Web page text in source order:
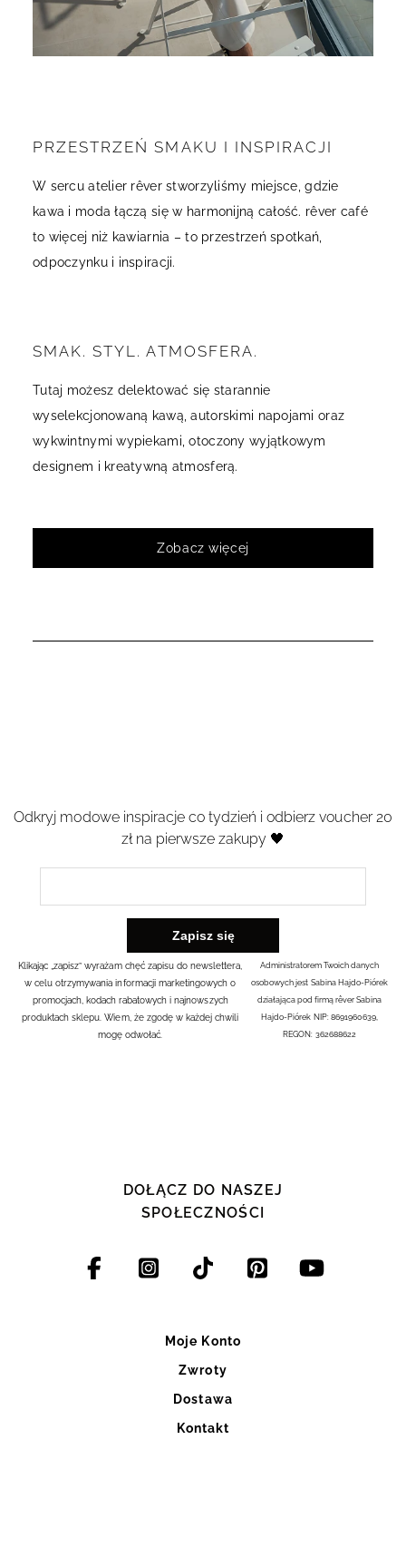
PRZESTRZEŃ SMAKU I INSPIRACJI
W sercu atelier rêver stworzyliśmy miejsce, gdzie
kawa i moda łączą się w harmonijną całość. rêver café
to więcej niż kawiarnia – to przestrzeń spotkań,
odpoczynku i inspiracji.
SMAK. STYL. ATMOSFERA.
Tutaj możesz delektować się starannie
wyselekcjonowaną kawą, autorskimi napojami oraz
wykwintnymi wypiekami, otoczony wyjątkowym
designem i kreatywną atmosferą.
Zobacz więcej
Odkryj modowe inspiracje co tydzień i odbierz voucher 20
zł na pierwsze zakupy 🖤
Klikając „zapisz” wyrażam chęć zapisu do newslettera,
w celu otrzymywania informacji marketingowych o
promocjach, kodach rabatowych i najnowszych
produktach sklepu. Wiem, że zgodę w każdej chwili
mogę odwołać.
Administratorem Twoich danych
osobowych jest Sabina Hajdo-Piórek
działająca pod firmą rêver Sabina
Hajdo-Piórek NIP: 8691960639,
REGON: 362688622
DOŁĄCZ DO NASZEJ
SPOŁECZNOŚCI
Moje Konto
Zwroty
Dostawa
Kontakt